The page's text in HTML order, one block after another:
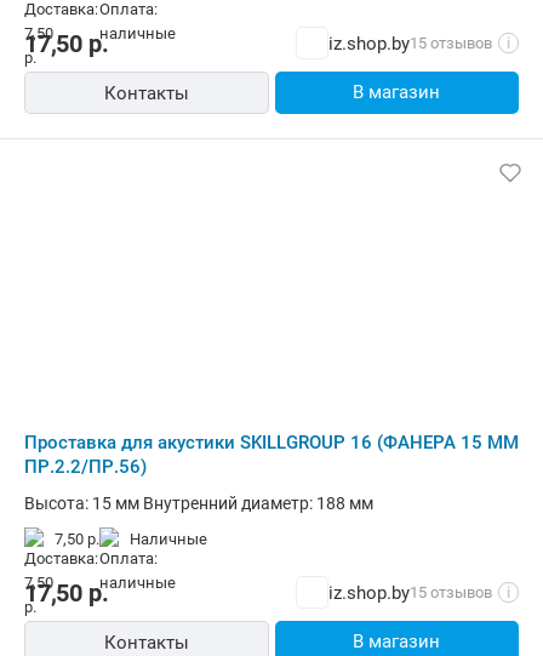
17,50 р. iz.shop.by15 отзывов i
Контакты В магазин
Проставка для акустики SKILLGROUP 16 (ФАНЕРА 15 ММ
ПР.2.2/ПР.56)
Высота: 15 мм Внутренний диаметр: 188 мм
7,50 р. наличные
17,50 р. iz.shop.by15 отзывов i
Контакты В магазин